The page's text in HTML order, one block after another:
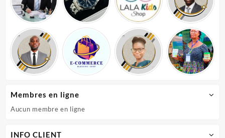
Membres en ligne
Aucun membre en ligne
INFO CLIENT